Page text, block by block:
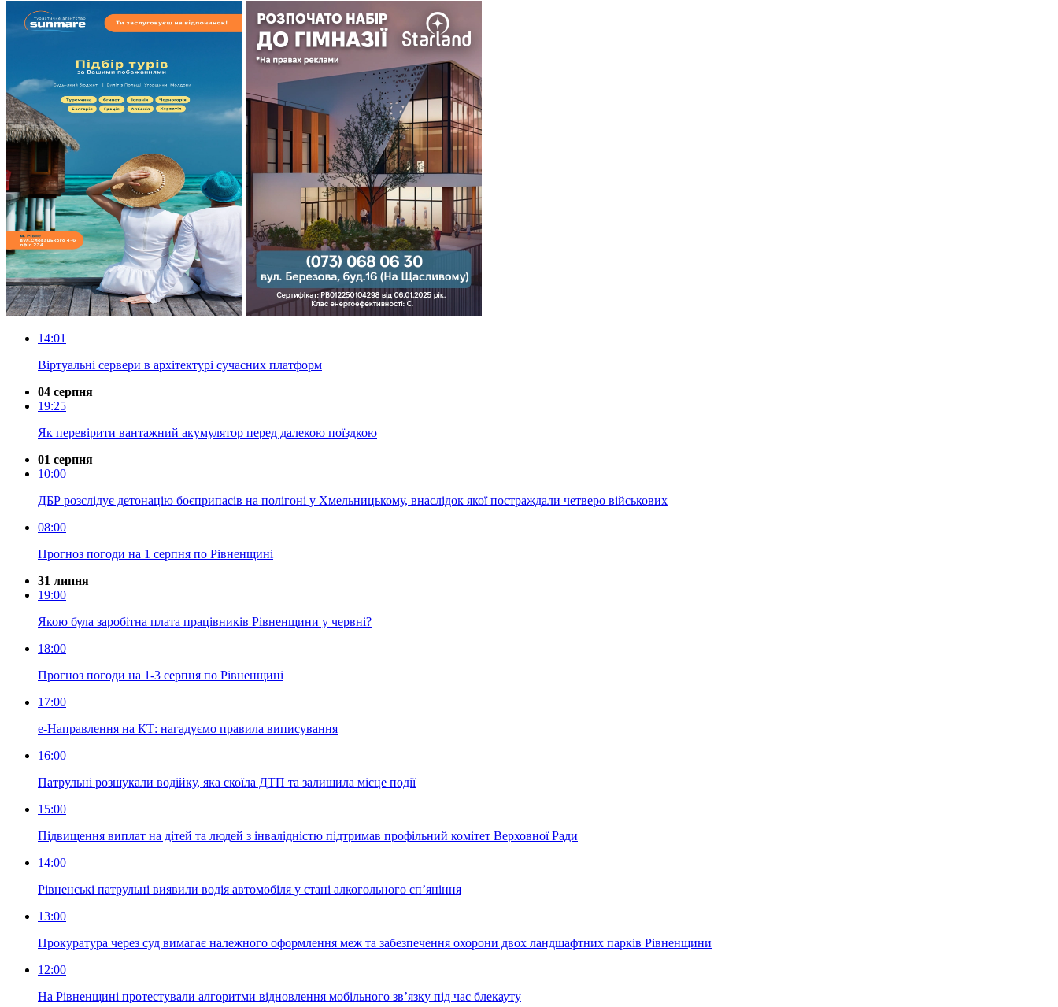
14:01
Віртуальні сервери в архітектурі сучасних платформ
04 серпня
19:25
Як перевірити вантажний акумулятор перед далекою поїздкою
01 серпня
10:00
ДБР розслідує детонацію боєприпасів на полігоні у Хмельницькому, внаслідок якої постраждали четверо військових
08:00
Прогноз погоди на 1 серпня по Рівненщині
31 липня
19:00
Якою була заробітна плата працівників Рівненщини у червні?
18:00
Прогноз погоди на 1-3 серпня по Рівненщині
17:00
е-Направлення на КТ: нагадуємо правила виписування
16:00
Патрульні розшукали водійку, яка скоїла ДТП та залишила місце події
15:00
Підвищення виплат на дітей та людей з інвалідністю підтримав профільний комітет Верховної Ради
14:00
Рівненські патрульні виявили водія автомобіля у стані алкогольного сп’яніння
13:00
Прокуратура через суд вимагає належного оформлення меж та забезпечення охорони двох ландшафтних парків Рівненщини
12:00
На Рівненщині протестували алгоритми відновлення мобільного зв’язку під час блекауту